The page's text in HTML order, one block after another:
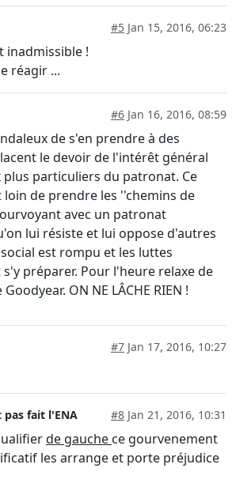
#5 Jan 15, 2016, 06:23
inadmissible !
réagir ...
#6 Jan 16, 2016, 08:59
de s'en prendre à des
le devoir de l'intérêt général
plus particuliers du patronat. Ce
de prendre les ''chemins de
avec un patronat
lui résiste et lui oppose d'autres
est rompu et les luttes
préparer. Pour l'heure relaxe de
ON NE LÂCHE RIEN !
#7 Jan 17, 2016, 10:27
fait l'ENA #8 Jan 21, 2016, 10:31
de gauche ce gourvenement
les arrange et porte préjudice